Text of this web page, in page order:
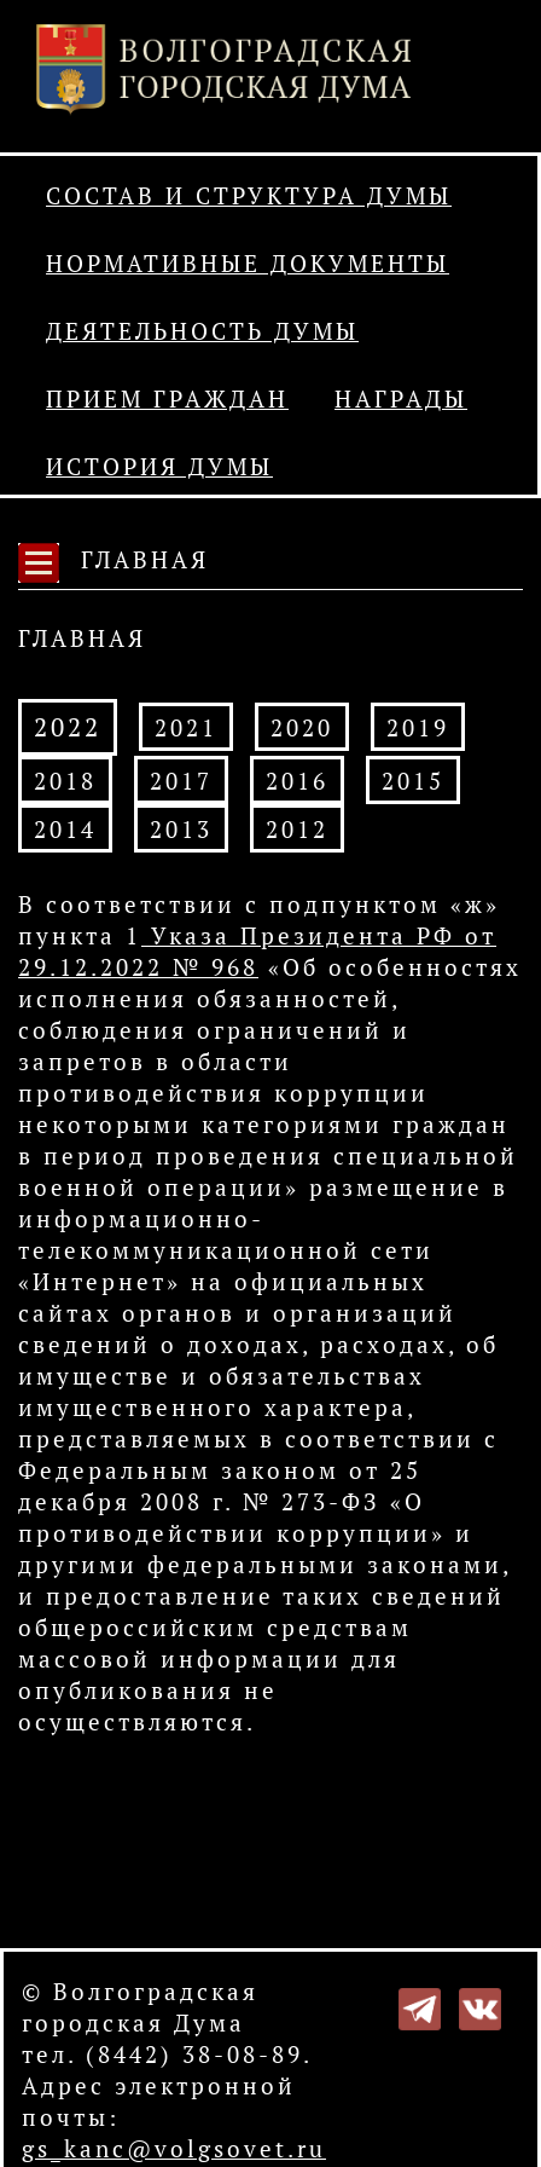
СОСТАВ И СТРУКТУРА ДУМЫ
НОРМАТИВНЫЕ ДОКУМЕНТЫ
ДЕЯТЕЛЬНОСТЬ ДУМЫ
ПРИЕМ ГРАЖДАН НАГРАДЫ
ИСТОРИЯ ДУМЫ
ГЛАВНАЯ
ГЛАВНАЯ
2022 2021 2020
2019
2018
2017 2016
2015
2014
2013 2012
​В соответствии с подпунктом «ж»
пункта 1 Указа Президента РФ от
29.12.2022 № 968​ «Об особенностях
исполнения обязанностей,
соблюдения ограничений и
запретов в области
противодействия коррупции
некоторыми категориями граждан
в период проведения специальной
военной операции» размещение в
информационно-
телекоммуникационной сети
«Интернет» на официальных
сайтах органов и организаций
сведений о доходах, расходах, об
имуществе и обязательствах
имущественного характера,
представляемых в соответствии с
Федеральным законом от 25
декабря 2008 г. № 273-ФЗ «О
противодействии коррупции» и
другими федеральными законами,
и предоставление таких сведений
общероссийским средствам
массовой информации для
опубликования не
осуществляются.
© Волгоградская
городская Дума
тел. (8442) 38-08-89.
Адрес электронной
почты:
gs_kanc@volgsovet.ru